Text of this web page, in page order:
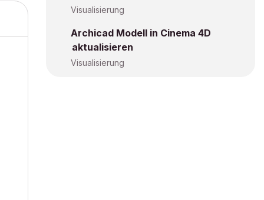
Visualisierung
Archicad Modell in Cinema 4D
aktualisieren
Visualisierung